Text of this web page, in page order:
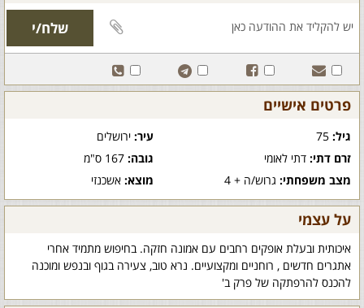
פרטים אישיים
גיל: עיר:ירושלים
זרם דתי: דתי לאומי גובה:167 ס"מ
מצב משפחתי: גרוש/ה + 4 מוצא:אשכנזי
על עצמי
איכותית ובעלת אופקים רחבים עם אמונה חזקה. בחיפוש מתמיד אחרי
אתגרים חדשים , רוחניים ומקצועיים. נרא טוב, צעירה בגוף ובנפש ומוכנה
להכנס להרפתקה של פרק ב'